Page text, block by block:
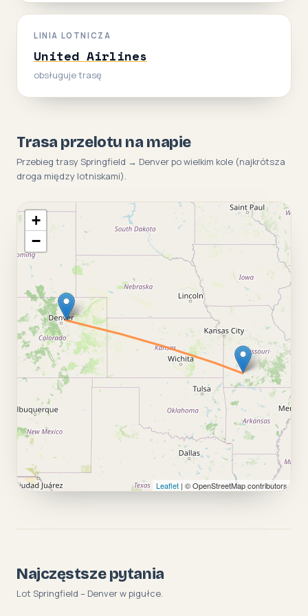
LINIA LOTNICZA
United Airlines
obsługuje trasę
Trasa przelotu na mapie
Przebieg trasy Springfield → Denver po wielkim kole (najkrótsza
droga między lotniskami).
+
−
Leaflet | © OpenStreetMap contributors
Najczęstsze pytania
Lot Springfield – Denver w pigułce.